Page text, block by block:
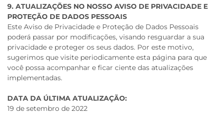
9. ATUALIZAÇÕES NO NOSSO AVISO DE PRIVACIDADE E
PROTEÇÃO DE DADOS PESSOAIS
Este Aviso de Privacidade e Proteção de Dados Pessoais
poderá passar por modificações, visando resguardar a sua
privacidade e proteger os seus dados. Por este motivo,
sugerimos que visite periodicamente esta página para que
você possa acompanhar e ficar ciente das atualizações
implementadas.
DATA DA ÚLTIMA ATUALIZAÇÃO:
19 de setembro de 2022